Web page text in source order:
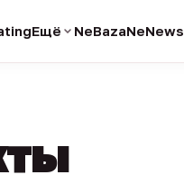
Ещё NeBazaNeNews